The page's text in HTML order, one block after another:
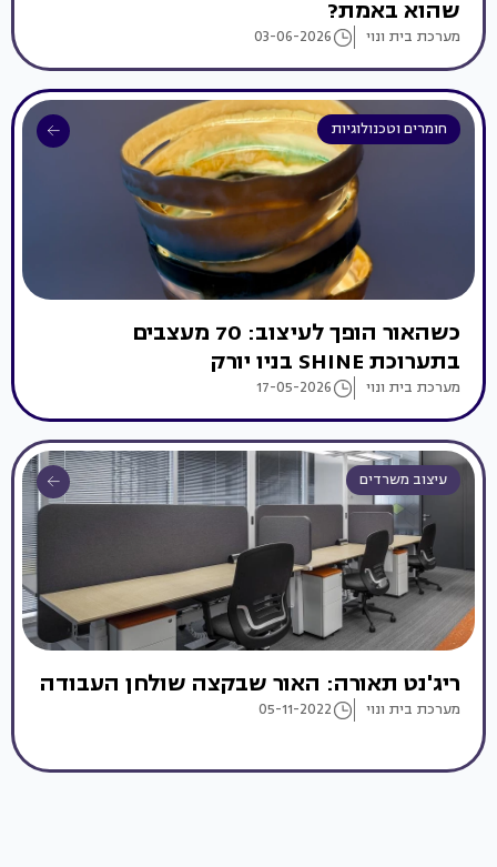
שהוא באמת?
מערכת בית ונוי 03-06-2026
חומרים וטכנולוגיות
כשהאור הופך לעיצוב: 70 מעצבים
בתערוכת SHINE בניו יורק
מערכת בית ונוי 17-05-2026
עיצוב משרדים
ריג'נט תאורה: האור שבקצה שולחן העבודה
מערכת בית ונוי 05-11-2022